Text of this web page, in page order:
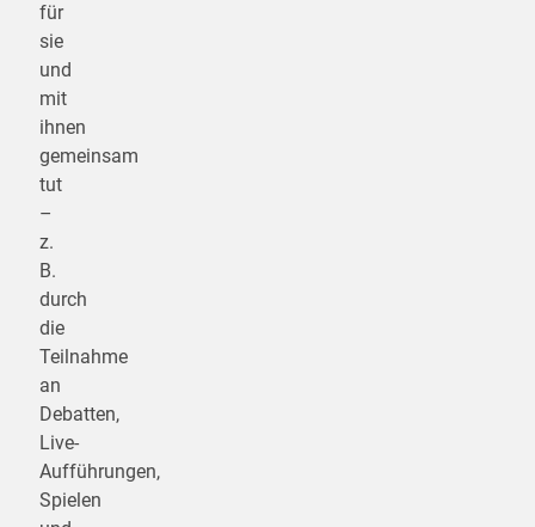
für
sie
und
mit
ihnen
gemeinsam
tut
–
z.
B.
durch
die
Teilnahme
an
Debatten,
Live-
Aufführungen,
Spielen